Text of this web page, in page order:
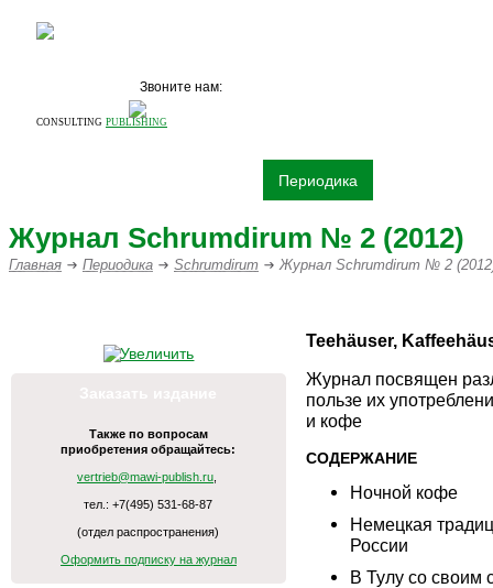
CONSULTING PUBLISHING
Звоните нам:
Периодика
Журнал Schrumdirum № 2 (2012)
Главная Периодика Schrumdirum Журнал Schrumdirum № 2
Также по вопросам
приобретения обращайтесь:
vertrieb@mawi-publish.ru
тел.: +7(495) 531-68-87
(отдел распространения)
Оформить подписку на журнал
Teehäuser,
Журнал посвящен
пользе их
и кофе
СОДЕРЖАНИЕ
Ночной кофе
Немецкая
России
В Тулу со своим